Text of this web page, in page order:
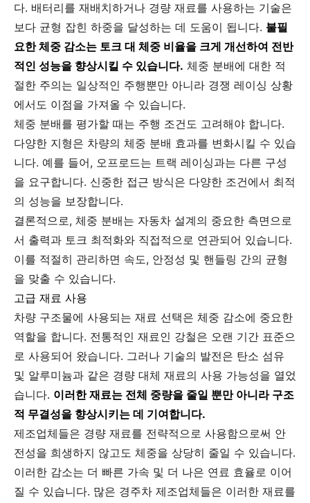
다. 배터리를 재배치하거나 경량 재료를 사용하는 기술은
보다 균형 잡힌 하중을 달성하는 데 도움이 됩니다. 불필
요한 체중 감소는 토크 대 체중 비율을 크게 개선하여 전반
적인 성능을 향상시킬 수 있습니다. 체중 분배에 대한 적
절한 주의는 일상적인 주행뿐만 아니라 경쟁 레이싱 상황
에서도 이점을 가져올 수 있습니다.
체중 분배를 평가할 때는 주행 조건도 고려해야 합니다.
다양한 지형은 차량의 체중 분배 효과를 변화시킬 수 있습
니다. 예를 들어, 오프로드는 트랙 레이싱과는 다른 구성
을 요구합니다. 신중한 접근 방식은 다양한 조건에서 최적
의 성능을 보장합니다.
결론적으로, 체중 분배는 자동차 설계의 중요한 측면으로
서 출력과 토크 최적화와 직접적으로 연관되어 있습니다.
이를 적절히 관리하면 속도, 안정성 및 핸들링 간의 균형
을 맞출 수 있습니다.
고급 재료 사용
차량 구조물에 사용되는 재료 선택은 체중 감소에 중요한
역할을 합니다. 전통적인 재료인 강철은 오랜 기간 표준으
로 사용되어 왔습니다. 그러나 기술의 발전은 탄소 섬유
및 알루미늄과 같은 경량 대체 재료의 사용 가능성을 열었
습니다. 이러한 재료는 전체 중량을 줄일 뿐만 아니라 구조
적 무결성을 향상시키는 데 기여합니다.
제조업체들은 경량 재료를 전략적으로 사용함으로써 안
전성을 희생하지 않고도 체중을 상당히 줄일 수 있습니다.
이러한 감소는 더 빠른 가속 및 더 나은 연료 효율로 이어
질 수 있습니다. 많은 경주차 제조업체들은 이러한 재료를